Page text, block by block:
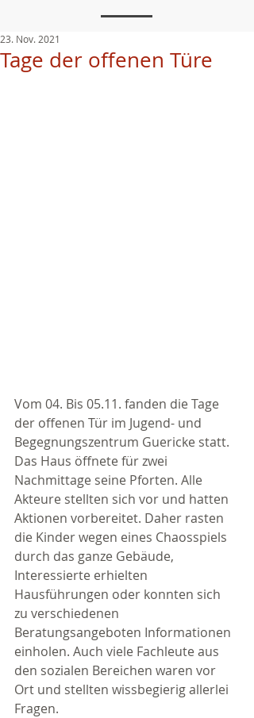
Tage der offenen Türe
23. Nov. 2021
Vom 04. Bis 05.11. fanden die Tage
der offenen Tür im Jugend- und
Begegnungszentrum Guericke statt.
Das Haus öffnete für zwei
Nachmittage seine Pforten. Alle
Akteure stellten sich vor und hatten
Aktionen vorbereitet. Daher rasten
die Kinder wegen eines Chaosspiels
durch das ganze Gebäude,
Interessierte erhielten
Hausführungen oder konnten sich
zu verschiedenen
Beratungsangeboten Informationen
einholen. Auch viele Fachleute aus
den sozialen Bereichen waren vor
Ort und stellten wissbegierig allerlei
Fragen.